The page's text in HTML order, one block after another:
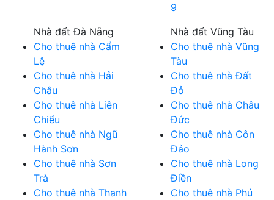
9
Nhà đất Đà Nẵng
Cho thuê nhà Cẩm
Lệ
Cho thuê nhà Hải
Châu
Cho thuê nhà Liên
Chiểu
Cho thuê nhà Ngũ
Hành Sơn
Cho thuê nhà Sơn
Trà
Cho thuê nhà Thanh
Nhà đất Vũng Tàu
Cho thuê nhà Vũng
Tàu
Cho thuê nhà Đất
Đỏ
Cho thuê nhà Châu
Đức
Cho thuê nhà Côn
Đảo
Cho thuê nhà Long
Điền
Cho thuê nhà Phú